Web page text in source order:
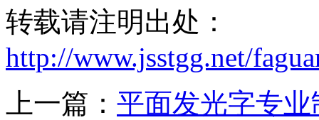
转载请注明出处：
http://www.jsstgg.net/
上一篇： 平面发光字专业